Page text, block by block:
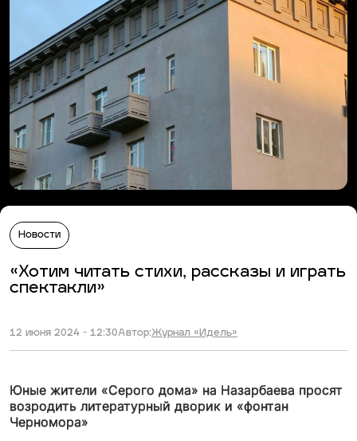
Новости
«Хотим читать стихи, рассказы и играть
спектакли»
12 июня 2024 - 12:30Автор:Журнал «Идель»
Юные жители «Серого дома» на Назарбаева просят
возродить литературный дворик и «фонтан
Черномора»